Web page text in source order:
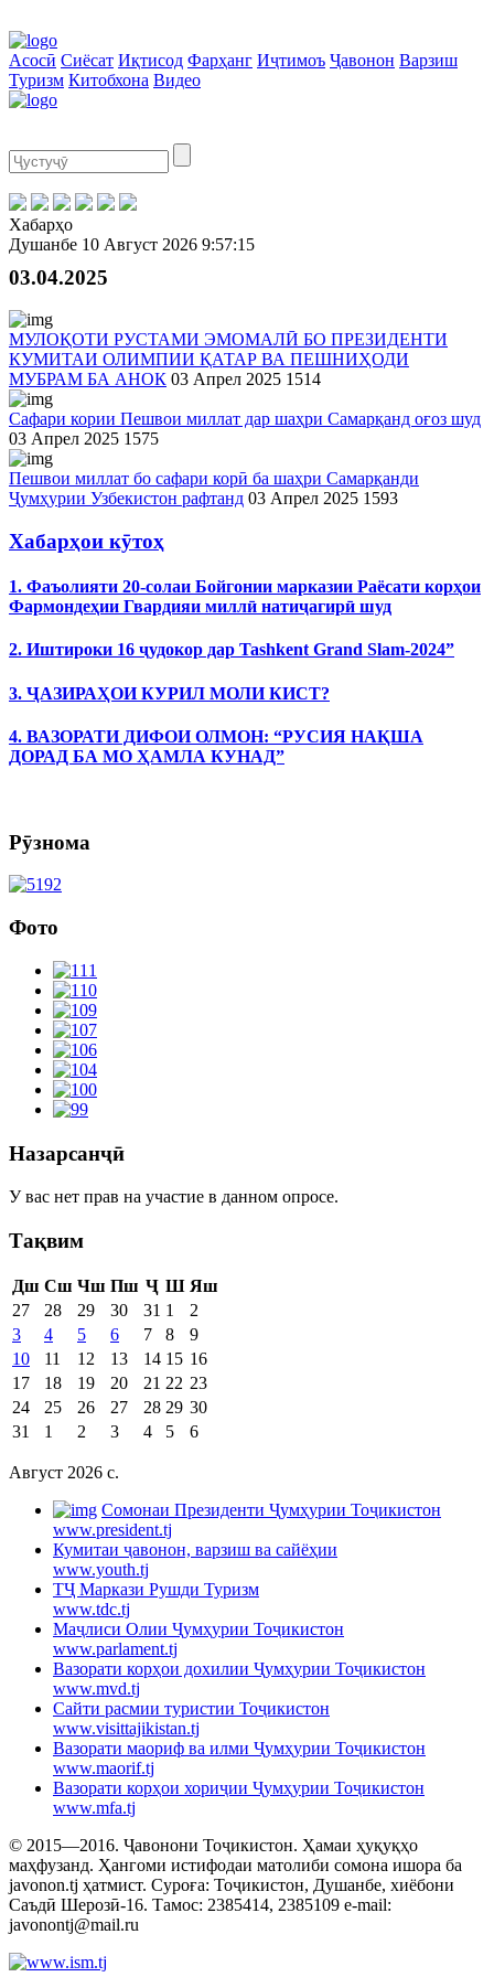
Асосӣ Сиёсат Иқтисод Фарҳанг Иҷтимоъ Ҷавонон Варзиш
Туризм Китобхона Видео
Хабарҳо
Душанбе 10 Август 2026 9:57:15
03.04.2025
МУЛОҚОТИ РУСТАМИ ЭМОМАЛӢ БО ПРЕЗИДЕНТИ
КУМИТАИ ОЛИМПИИ ҚАТАР ВА ПЕШНИҲОДИ
МУБРАМ БА АНОК 03 Апрел 2025 1514
Сафари кории Пешвои миллат дар шаҳри Самарқанд оғоз шуд
03 Апрел 2025 1575
Пешвои миллат бо сафари корӣ ба шаҳри Самарқанди
Ҷумҳурии Узбекистон рафтанд 03 Апрел 2025 1593
Хабарҳои кӯтоҳ
1. Фаъолияти 20-солаи Бойгонии марказии Раёсати корҳои
Фармондеҳии Гвардияи миллӣ натиҷагирӣ шуд
2. Иштироки 16 ҷудокор дар Tashkent Grand Slam-2024”
3. ҶАЗИРАҲОИ КУРИЛ МОЛИ КИСТ?
4. ВАЗОРАТИ ДИФОИ ОЛМОН: “РУСИЯ НАҚША
ДОРАД БА МО ҲАМЛА КУНАД”
Рӯзнома
Фото
Назарсанҷӣ
У вас нет прав на участие в данном опросе.
Тақвим
Дш Сш Чш Пш Ҷ Ш Яш
27
28 29 30 31 1
2
3
4 5 6 7 8
9
10
11 12 13 14 15 16
17
18 19 20 21 22 23
24
25 26 27 28 29 30
31
1 2 3 4 5 6
Август 2026 c.
Cомонаи Президенти Ҷумҳурии Тоҷикистон
www.president.tj
Кумитаи ҷавонон, варзиш ва сайёҳии
www.youth.tj
ТҶ Маркази Рушди Туризм
www.tdc.tj
Маҷлиси Олии Ҷумҳурии Тоҷикистон
www.parlament.tj
Вазорати корҳои дохилии Ҷумҳурии Тоҷикистон
www.mvd.tj
Сайти расмии туристии Тоҷикистон
www.visittajikistan.tj
Вазорати маориф ва илми Ҷумҳурии Тоҷикистон
www.maorif.tj
Вазорати корҳои хориҷии Ҷумҳурии Тоҷикистон
www.mfa.tj
© 2015—2016. Ҷавонони Тоҷикистон. Ҳамаи ҳуқуқҳо
маҳфузанд. Ҳангоми истифодаи матолиби сомона ишора ба
javonon.tj ҳатмист. Суроға: Тоҷикистон, Душанбе, хиёбони
Саъдӣ Шерозӣ-16. Тамос: 2385414, 2385109 e-mail:
javonontj@mail.ru